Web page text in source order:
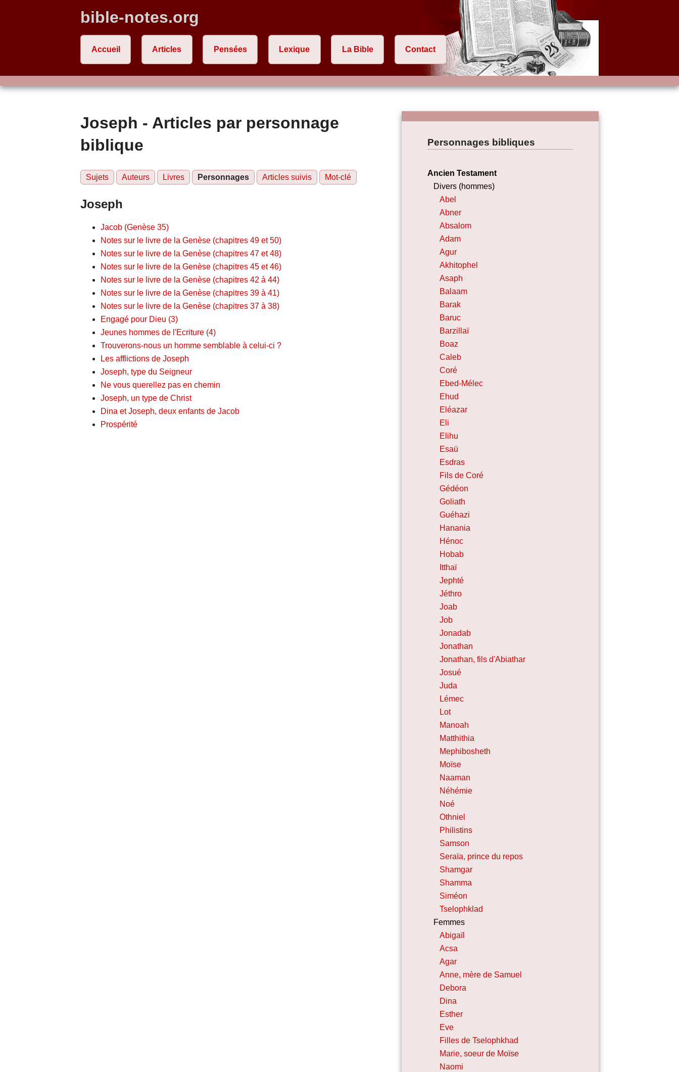
bible-notes.org
Accueil Articles Pensées Lexique La Bible Contact
Joseph - Articles par personnage
biblique
Sujets Auteurs Livres Personnages Articles suivis Mot-clé
Joseph
Jacob (Genèse 35)
Notes sur le livre de la Genèse (chapitres 49 et 50)
Notes sur le livre de la Genèse (chapitres 47 et 48)
Notes sur le livre de la Genèse (chapitres 45 et 46)
Notes sur le livre de la Genèse (chapitres 42 à 44)
Notes sur le livre de la Genèse (chapitres 39 à 41)
Notes sur le livre de la Genèse (chapitres 37 à 38)
Engagé pour Dieu (3)
Jeunes hommes de l'Ecriture (4)
Trouverons-nous un homme semblable à celui-ci ?
Les afflictions de Joseph
Joseph, type du Seigneur
Ne vous querellez pas en chemin
Joseph, un type de Christ
Dina et Joseph, deux enfants de Jacob
Prospérité
Personnages bibliques
Ancien Testament
Divers (hommes)
Abel
Abner
Absalom
Adam
Agur
Akhitophel
Asaph
Balaam
Barak
Baruc
Barzillaï
Boaz
Caleb
Coré
Ebed-Mélec
Ehud
Eléazar
Eli
Elihu
Esaü
Esdras
Fils de Coré
Gédéon
Goliath
Guéhazi
Hanania
Hénoc
Hobab
Itthaï
Jephté
Jéthro
Joab
Job
Jonadab
Jonathan
Jonathan, fils d'Abiathar
Josué
Juda
Lémec
Lot
Manoah
Matthithia
Mephibosheth
Moïse
Naaman
Néhémie
Noé
Othniel
Philistins
Samson
Seraïa, prince du repos
Shamgar
Shamma
Siméon
Tselophklad
Femmes
Abigaïl
Acsa
Agar
Anne, mère de Samuel
Debora
Dina
Esther
Eve
Filles de Tselophkhad
Marie, soeur de Moïse
Naomi